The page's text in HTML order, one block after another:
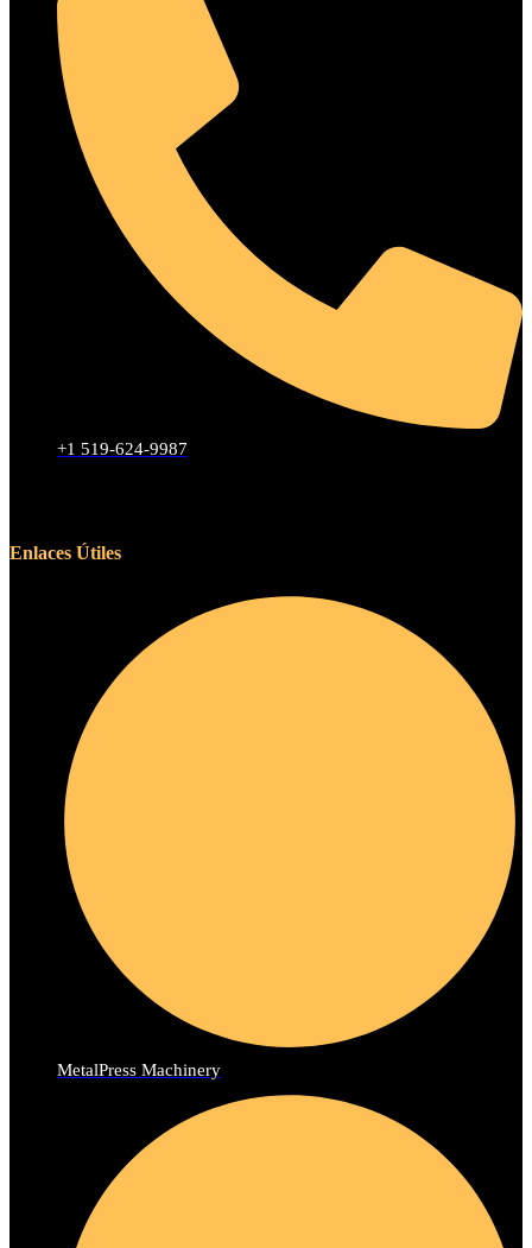
+1 519-624-9987
Enlaces Útiles
MetalPress Machinery